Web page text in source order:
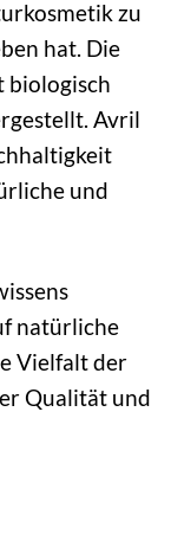
zu
hat. Die
biologisch
Avril
und
natürliche
Vielfalt der
Qualität und